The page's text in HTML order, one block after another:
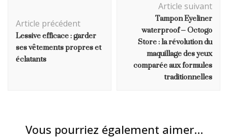
Article précédent
Lessive efficace : garder
ses vêtements propres et
éclatants
Article suivant
Tampon Eyeliner
waterproof – Octogo
Store : la révolution du
maquillage des yeux
comparée aux formules
traditionnelles
Vous pourriez également aimer...